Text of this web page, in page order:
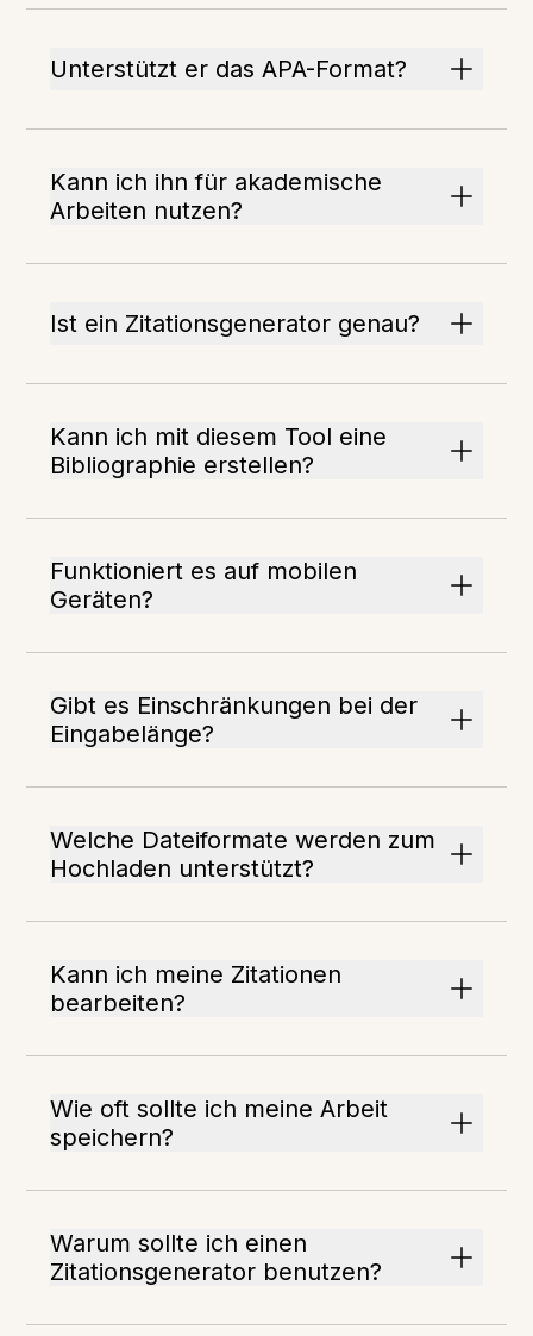
Unterstützt er das APA-Format?
Kann ich ihn für akademische
Arbeiten nutzen?
Ist ein Zitationsgenerator genau?
Kann ich mit diesem Tool eine
Bibliographie erstellen?
Funktioniert es auf mobilen
Geräten?
Gibt es Einschränkungen bei der
Eingabelänge?
Welche Dateiformate werden zum
Hochladen unterstützt?
Kann ich meine Zitationen
bearbeiten?
Wie oft sollte ich meine Arbeit
speichern?
Warum sollte ich einen
Zitationsgenerator benutzen?